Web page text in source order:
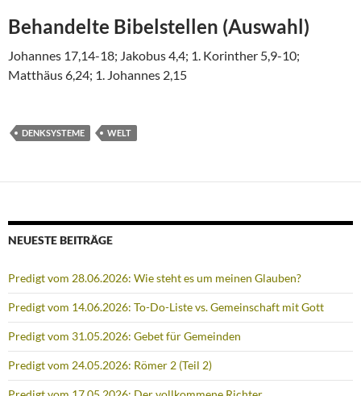
Behandelte Bibelstellen (Auswahl)
Johannes 17,14-18; Jakobus 4,4; 1. Korinther 5,9-10;
Matthäus 6,24; 1. Johannes 2,15
DENKSYSTEME WELT
NEUESTE BEITRÄGE
Predigt vom 28.06.2026: Wie steht es um meinen Glauben?
Predigt vom 14.06.2026: To-Do-Liste vs. Gemeinschaft mit Gott
Predigt vom 31.05.2026: Gebet für Gemeinden
Predigt vom 24.05.2026: Römer 2 (Teil 2)